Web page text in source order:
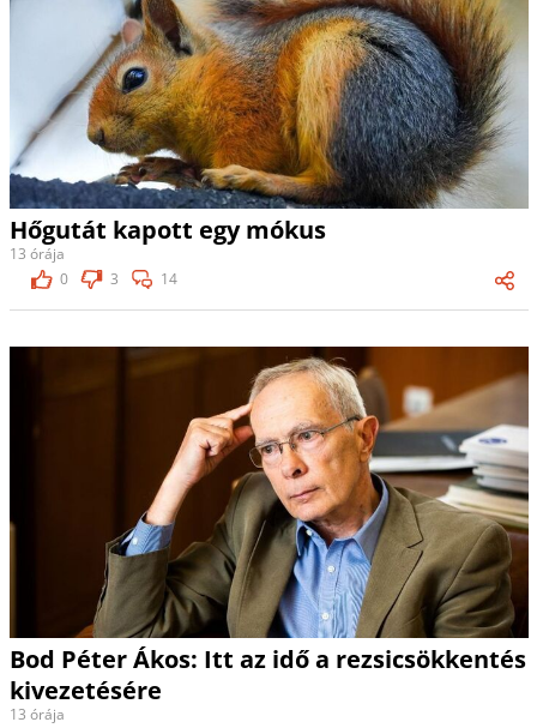
Hőgutát kapott egy mókus
13 órája
0
3 14
Bod Péter Ákos: Itt az idő a rezsicsökkentés
kivezetésére
13 órája